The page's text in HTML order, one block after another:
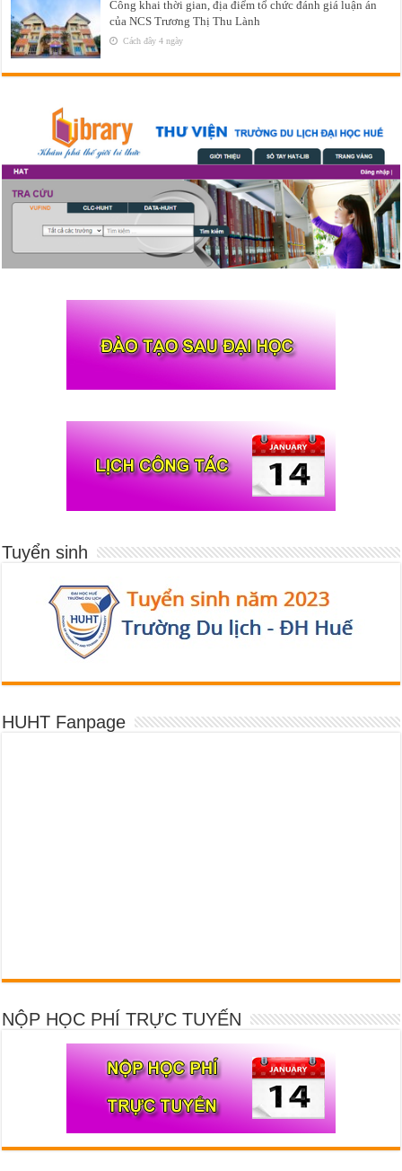
Công khai thời gian, địa điểm tổ chức đánh giá luận án
của NCS Trương Thị Thu Lành
Cách đây 4 ngày
Tuyển sinh
HUHT Fanpage
NỘP HỌC PHÍ TRỰC TUYẾN